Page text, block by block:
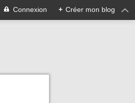
Connexion + Créer mon blog